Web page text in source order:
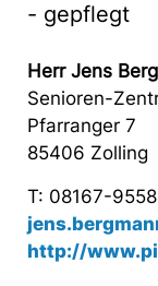
- gepflegt
Herr Jens
Senioren-
Pfarranger 7
85406 Zolling
T: 08167-
http://